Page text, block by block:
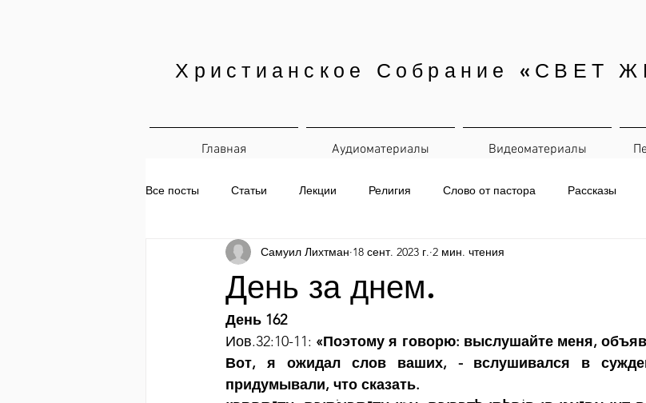
Христианское Собрание «СВЕТ
Главная Аудиоматериалы Видеоматериалы
Все посты Статьи Лекции Религия Слово от пастора Рассказы
Печатные материалы Ежедневная рассылка
День за днем.
Самуил Лихтман 18 сент. 2023 г. 2 мин. чтения
День 162
Иов.32:10-11: «Поэтому я говорю: выслушайте меня,
Вот, я ожидал слов ваших, - вслушивался в
придумывали, что сказать.